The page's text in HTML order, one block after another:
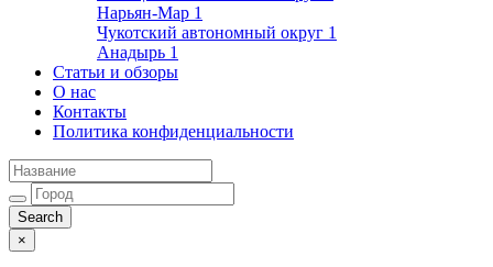
Нарьян-Мар 1
Чукотский автономный округ 1
Анадырь 1
Статьи и обзоры
О нас
Контакты
Политика конфиденциальности
×